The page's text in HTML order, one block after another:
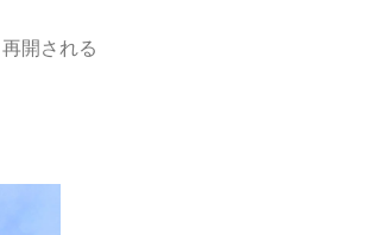
開される